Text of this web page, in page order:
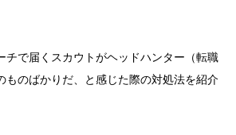
チで届くスカウトがヘッドハンター（転職
ものばかりだ、と感じた際の対処法を紹介